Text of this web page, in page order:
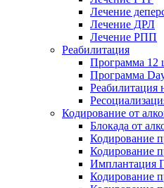
Лечение
Лечение ДРЛ
Лечение РПП
Реабилитация
Программа 12
Программа
Реабилитация
Кодирование от
Блокада от
Кодирование
Кодирование
Имплантация
Кодирование